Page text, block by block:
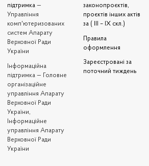
підтримка —
Управління
комп'ютеризованих
систем Апарату
Верховної Ради
України
Iнформаційна
підтримка — Головне
організаційне
управління Апарату
Верховної Ради
України,
Інформаційне
управління Апарату
Верховної Ради
України
законопроєктів,
проєктів інших актів
за ( III – IX скл.)
Правила
оформлення
Зареєстровані за
поточний тиждень